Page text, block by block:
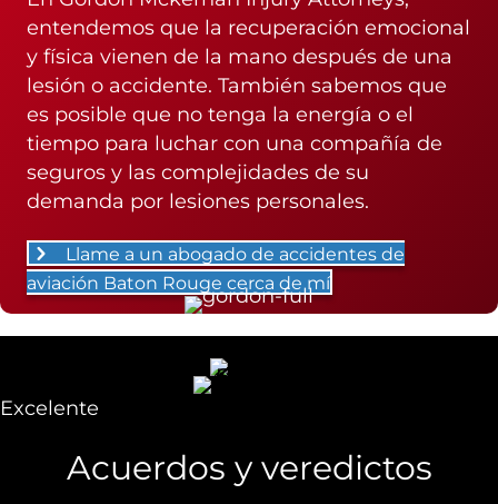
entendemos que la recuperación emocional
y física vienen de la mano después de una
lesión o accidente. También sabemos que
es posible que no tenga la energía o el
tiempo para luchar con una compañía de
seguros y las complejidades de su
demanda por lesiones personales.
Llame a un abogado de accidentes de
aviación Baton Rouge cerca de mí
Excelente
Acuerdos y veredictos